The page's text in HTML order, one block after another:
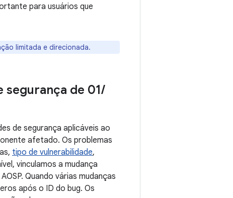
para usuários que
limitada e direcionada.
de 01/
de segurança aplicáveis ao
afetado. Os problemas
tipo de vulnerabilidade,
vinculamos a mudança
Quando várias mudanças
após o ID do bug. Os